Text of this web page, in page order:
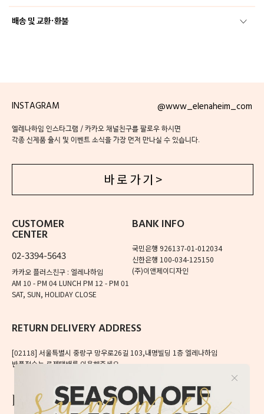
배송 및 교환·환불
INSTAGRAM @www_elenaheim_com
엘레나하임 인스타그램 / 카카오 채널친구를 팔로우 하시면
각종 신제품 출시 및 이벤트 소식을 가장 먼저 만나실 수 있습니다.
바 로 가 기 >
CUSTOMER
CENTER
02-3394-5643
카카오 플러스친구 : 엘레나하임
AM 10 - PM 04LUNCH PM 12 - PM 01
SAT, SUN, HOLIDAY CLOSE
BANK INFO
국민은행 926137-01-012034
신한은행 100-034-125150
(주)이앤제이디자인
RETURN DELIVERY ADDRESS
[02118] 서울특별시 중랑구 망우로26길 103,내명빌딩 1층 엘레나하임
반품접수는 로젠택배를 이용해주세요.